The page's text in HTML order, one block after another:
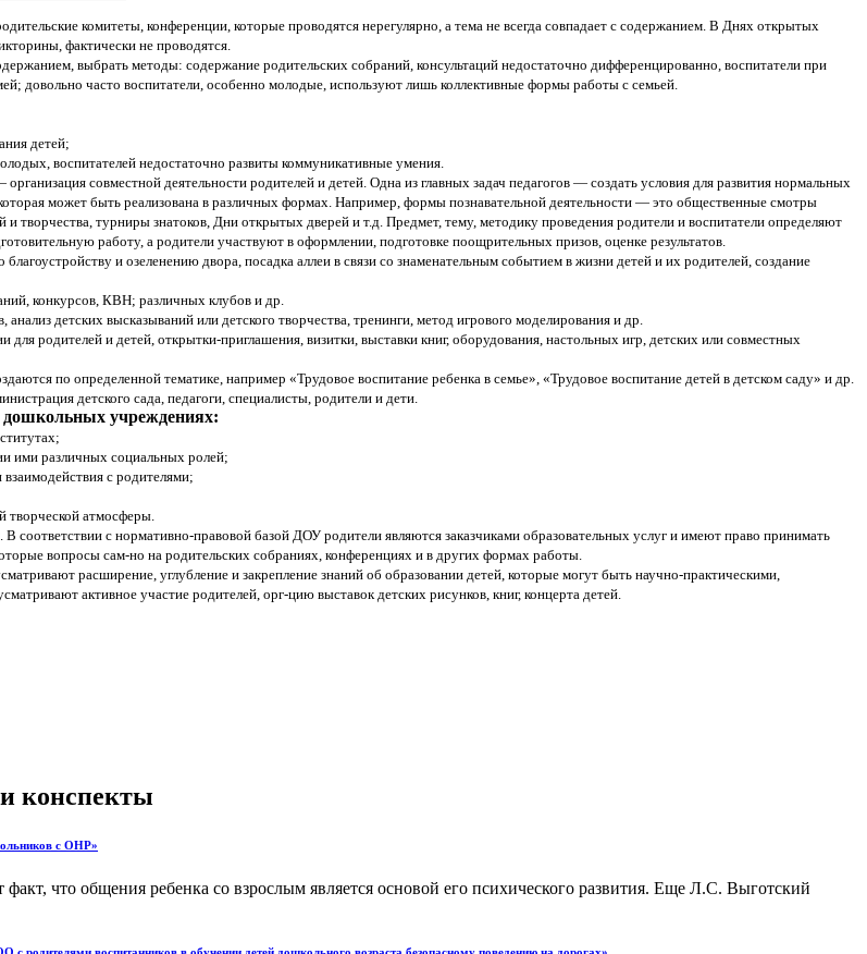
комитеты, конференции, которые проводятся нерегулярно, а тема не всегда совпадает с содержанием. В Днях открытых
фактически не проводятся.
выбрать методы: содержание родительских собраний, консультаций недостаточно дифференцированно, воспитатели при
довольно часто воспитатели, особенно молодые, используют лишь коллективные формы работы с семьей.
детей;
воспитателей недостаточно развиты коммуникативные умения.
совместной деятельности родителей и детей. Одна из главных задач педагогов — создать условия для развития нормальных
может быть реализована в различных формах. Например, формы познавательной деятельности — это об­щественные смотры
творчества, турниры знатоков, Дни открытых дверей и т.д. Предмет, тему, методику проведения родители и воспитатели определяют
работу, а родители участвуют в оформлении, подготовке поощрительных призов, оценке результатов.
и озеленению двора, посадка аллеи в связи со знаменательным событием в жизни детей и их родителей, создание
конкурсов, КВН; различных клубов и др.
детских высказываний или детского творчества, тренинги, метод игрового моделирования и др.
родителей и детей, открытки-приглашения, визитки, выставки книг, оборудования, настольных игр, детских или совместных
по определенной тематике, например «Трудовое воспитание ребенка в семье», «Трудовое воспитание детей в детском саду» и др.
детского сада, педагоги, специалисты, родители и дети.
дошкольных учреждениях:
ими различных социальных ролей;
с родителями;
творческой атмосферы.
соответствии с нормативно-правовой базой ДОУ родители являются заказчиками образовательных услуг и имеют право принимать
вопросы сам-но на родительских собраниях, конференциях и в других формах работы.
расширение, углубление и закрепление знаний об образовании детей, которые могут быть научно-практическими,
активное участие родителей, орг-цию выставок детских рисунков, книг, концерта детей.
конспекты
с ОНР»
что общения ребенка со взрослым является основой его психического развития. Еще Л.С. Выготский